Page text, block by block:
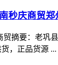
秒庆商贸郑
贸摘要：老巩
，正品货源 ...